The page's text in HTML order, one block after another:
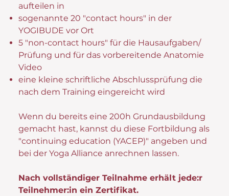
aufteilen in
sogenannte 20 "contact hours" in der
YOGIBUDE vor Ort
5 "non-contact hours" für die Hausaufgaben/
Prüfung und für das vorbereitende Anatomie
Video
eine kleine schriftliche Abschlussprüfung die
nach dem Training eingereicht wird
Wenn du bereits eine 200h Grundausbildung
gemacht hast, kannst du diese Fortbildung als
"continuing education (YACEP)" angeben und
bei der Yoga Alliance anrechnen lassen.
Nach vollständiger Teilnahme erhält jede:r
Teilnehmer:in ein Zertifikat.